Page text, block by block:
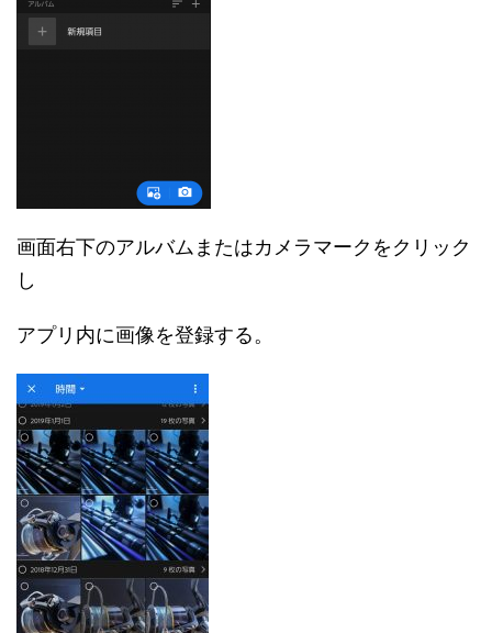
画面右下のアルバムまたはカメラマークをクリック
し
アプリ内に画像を登録する。